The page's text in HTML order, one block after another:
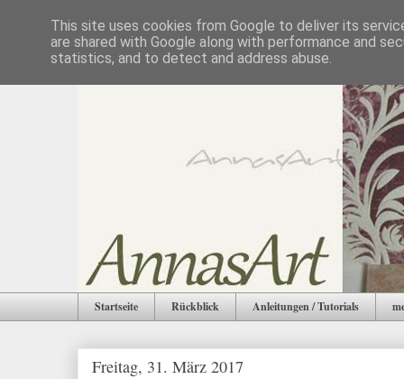
Startseite Rückblick Anleitungen / Tutorials
Freitag, 31. März 2017
This site uses cookies from Google to deliver its
are shared with Google along with performance and
statistics, and to detect and address abuse.